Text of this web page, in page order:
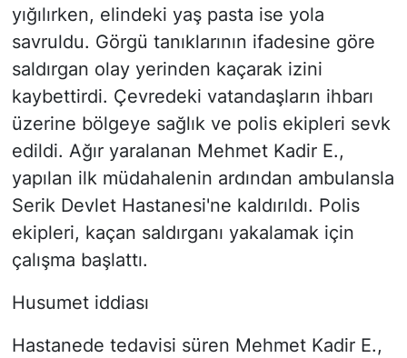
yığılırken, elindeki yaş pasta ise yola
savruldu. Görgü tanıklarının ifadesine göre
saldırgan olay yerinden kaçarak izini
kaybettirdi. Çevredeki vatandaşların ihbarı
üzerine bölgeye sağlık ve polis ekipleri sevk
edildi. Ağır yaralanan Mehmet Kadir E.,
yapılan ilk müdahalenin ardından ambulansla
Serik Devlet Hastanesi'ne kaldırıldı. Polis
ekipleri, kaçan saldırganı yakalamak için
çalışma başlattı.
Husumet iddiası
Hastanede tedavisi süren Mehmet Kadir E.,